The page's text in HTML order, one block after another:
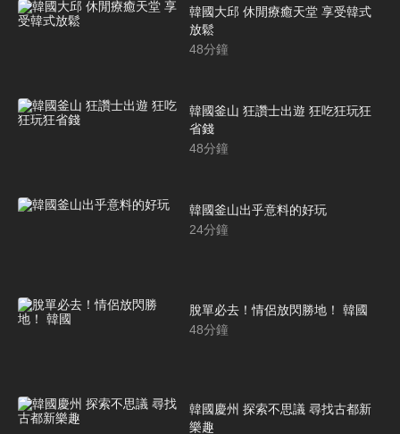
韓國大邱 休閒療癒天堂 享受韓式
放鬆
48分鐘
韓國釜山 狂讚士出遊 狂吃狂玩狂
省錢
48分鐘
韓國釜山出乎意料的好玩
24分鐘
脫單必去！情侶放閃勝地！ 韓國
48分鐘
韓國慶州 探索不思議 尋找古都新
樂趣